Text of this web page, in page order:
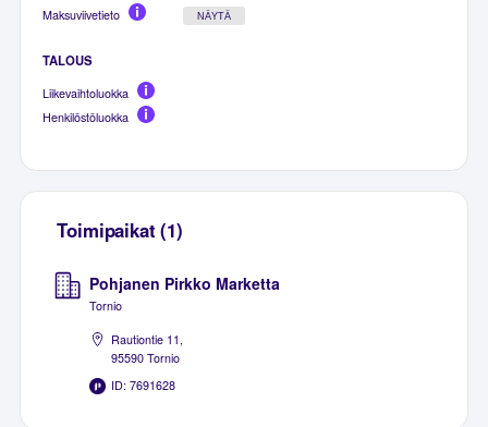
Maksuviivetieto
NÄYTÄ
TALOUS
Liikevaihtoluokka
Henkilöstöluokka
Toimipaikat (1)
Pohjanen Pirkko Marketta
Tornio
Rautiontie 11,
95590 Tornio
ID: 7691628